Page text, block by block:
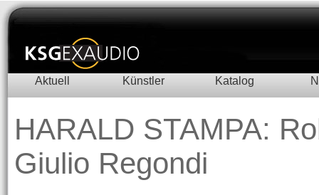
Aktuell Künstler Katalog
HARALD STAMPA:
Giulio Regondi